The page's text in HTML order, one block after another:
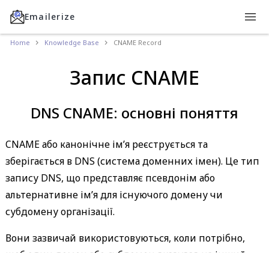
Emailerize
Home Knowledge Base CNAME Record
Запис CNAME
DNS CNAME: основні поняття
CNAME або канонічне ім’я реєструється та
зберігається в DNS (система доменних імен). Це тип
запису DNS, що представляє псевдонім або
альтернативне ім’я для існуючого домену чи
субдомену організації.
Вони зазвичай використовуються, коли потрібно,